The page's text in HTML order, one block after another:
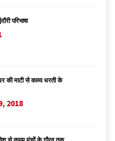
की इंदौरी परिभाषा
की माटी से काव्य धरती के
2018